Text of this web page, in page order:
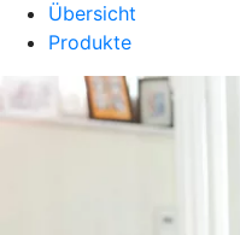
Übersicht
Produkte